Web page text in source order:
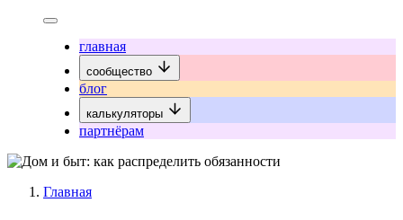
главная
сообщество
блог
калькуляторы
партнёрам
Главная